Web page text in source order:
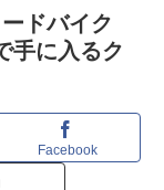
ドバイク
手に入るク
Facebook